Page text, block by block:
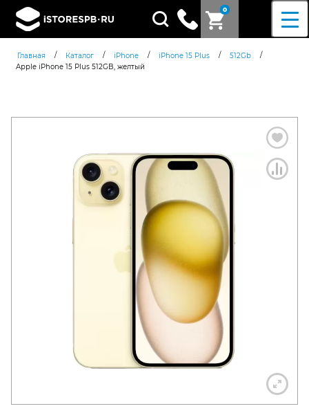
0
Поиск
товаров
Главная / Каталог / iPhone / iPhone 15 Plus / 512Gb
/
Apple iPhone 15 Plus 512GB, желтый
Согласен cполитикой
конфиденциальности